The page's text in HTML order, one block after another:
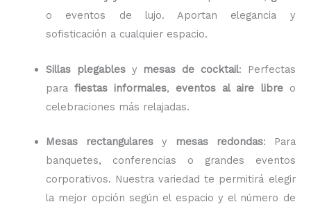
o eventos de lujo. Aportan elegancia y
sofisticación a cualquier espacio.
Sillas plegablesy mesas de cocktail: Perfectas
parafiestas informales, eventos al aire libreo
celebraciones más relajadas.
Mesas rectangulares y mesas redondas: Para
banquetes, conferencias o grandes eventos
corporativos. Nuestra variedad te permitirá elegir
la mejor opción según el espacio y el número de